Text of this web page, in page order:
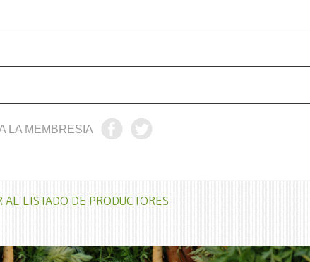
LA MEMBRESIA
AL LISTADO DE PRODUCTORES